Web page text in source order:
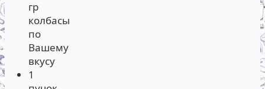
гр
колбасы
по
Вашему
вкусу
1